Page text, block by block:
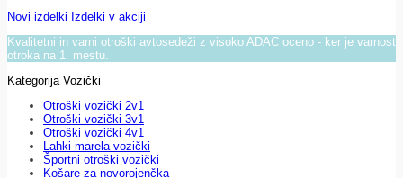
Novi izdelki Izdelki v akciji
Kvalitetni in varni otroški avtosedeži z visoko ADAC oceno - ker je varnost
otroka na 1. mestu.
Kategorija Vozički
Otroški vozički 2v1
Otroški vozički 3v1
Otroški vozički 4v1
Lahki marela vozički
Športni otroški vozički
Košare za novorojenčka